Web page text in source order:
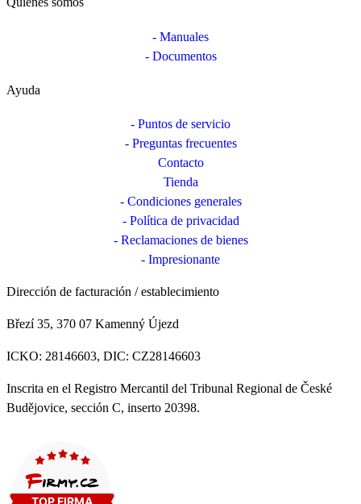
- Manuales
- Documentos
Ayuda
- Puntos de servicio
- Preguntas frecuentes
Contacto
Tienda
- Condiciones generales
- Política de privacidad
- Reclamaciones de bienes
- Impresionante
Dirección de facturación / establecimiento
Březí 35, 370 07 Kamenný Újezd
ICKO: 28146603, DIC: CZ28146603
Inscrita en el Registro Mercantil del Tribunal Regional de České
Budějovice, sección C, inserto 20398.